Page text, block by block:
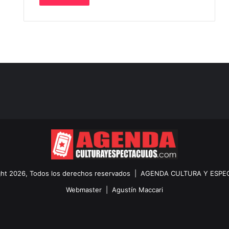
2026, Todos los derechos reservados | AGENDA CULTURA Y
Webmaster | Agustín Maccari